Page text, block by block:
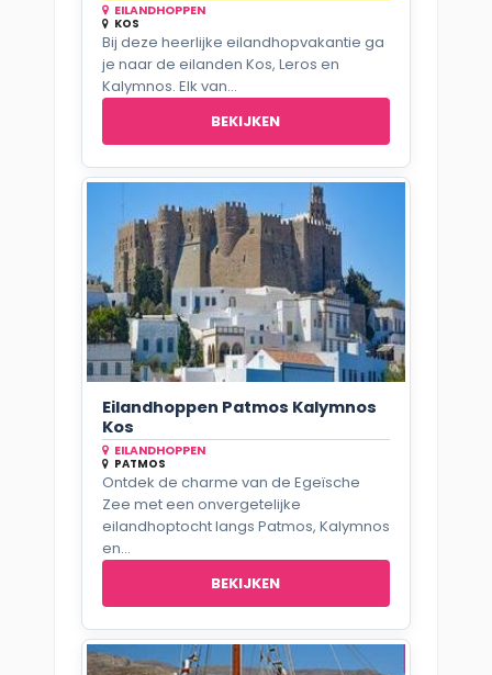
EILANDHOPPEN
KOS
Bij deze heerlijke eilandhopvakantie ga
je naar de eilanden Kos, Leros en
Kalymnos. Elk van...
BEKIJKEN
Eilandhoppen Patmos Kalymnos
Kos
EILANDHOPPEN
PATMOS
Ontdek de charme van de Egeïsche
Zee met een onvergetelijke
eilandhoptocht langs Patmos, Kalymnos
en...
BEKIJKEN